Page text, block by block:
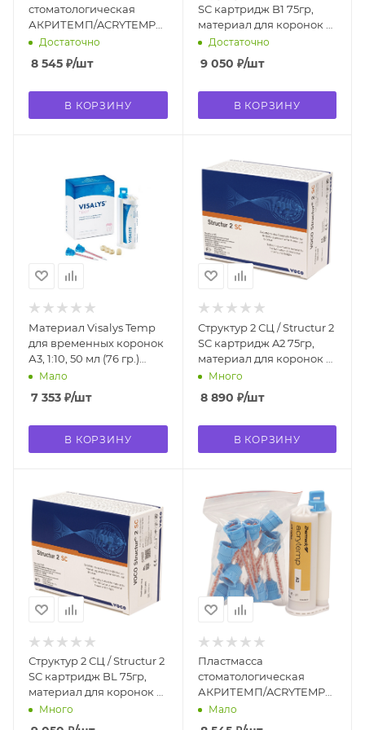
стоматологическая
АКРИТЕМП/ACRYTEMP
(A3, карт.50мл, 76гр.)
Достаточно
8 545 ₽/шт
В КОРЗИНУ
SC картридж B1 75гр,
материал для коронок и
мостов 1482
Достаточно
9 050 ₽/шт
В КОРЗИНУ
Материал Visalys Temp
для временных коронок
А3, 1:10, 50 мл (76 гр.)
13782 Kettenbach
Мало
7 353 ₽/шт
В КОРЗИНУ
Структур 2 СЦ / Structur 2
SC картридж A2 75гр,
материал для коронок и
мостов 1480
Много
8 890 ₽/шт
В КОРЗИНУ
Структур 2 СЦ / Structur 2
SC картридж BL 75гр,
материал для коронок и
мостов 1485
Много
Пластмасса
стоматологическая
АКРИТЕМП/ACRYTEMP
(A2, карт.50мл, 76гр.)
C700200
Мало